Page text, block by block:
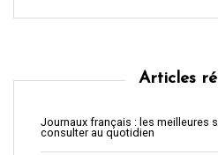
Articles
Journaux français : les meilleures
consulter au quotidien